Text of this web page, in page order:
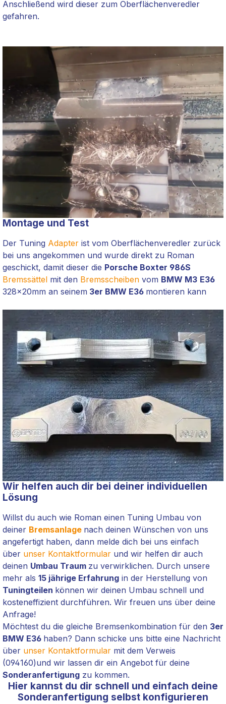
Anschließend wird dieser zum Oberflächenveredler
gefahren.
Montage und Test
Der Tuning Adapter ist vom Oberflächenveredler zurück
bei uns angekommen und wurde direkt zu Roman
geschickt, damit dieser die Porsche Boxter 986S
Bremssättel mit den Bremsscheiben vom BMW M3 E36
328x20mm an seinem 3er BMW E36 montieren kann
Wir helfen auch dir bei deiner individuellen
Lösung
Willst du auch wie Roman einen Tuning Umbau von
deiner Bremsanlage nach deinen Wünschen von uns
angefertigt haben, dann melde dich bei uns einfach
über unser Kontaktformular und wir helfen dir auch
deinen Umbau Traum zu verwirklichen. Durch unsere
mehr als 15 jährige Erfahrung in der Herstellung von
Tuningteilen können wir deinen Umbau schnell und
kosteneffizient durchführen. Wir freuen uns über deine
Anfrage!
Möchtest du die gleiche Bremsenkombination für den 3er
BMW E36 haben? Dann schicke uns bitte eine Nachricht
über unser Kontaktformular mit dem Verweis
(094160)und wir lassen dir ein Angebot für deine
Sonderanfertigung zu kommen.
Hier kannst du dir schnell und einfach deine
Sonderanfertigung selbst konfigurieren